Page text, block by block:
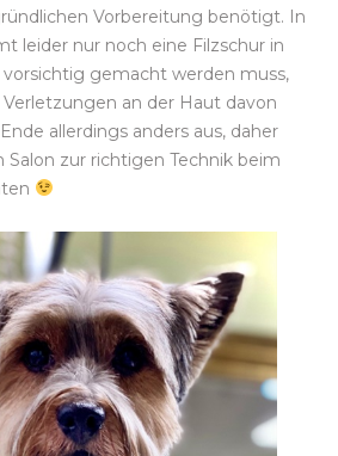
Vorbereitung benötigt. In
leider nur noch eine Filzschur in
vorsichtig gemacht werden muss,
an der Haut davon
allerdings anders aus, daher
Salon zur richtigen Technik beim